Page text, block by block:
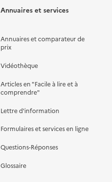
Annuaires et services
Annuaires et comparateur de
prix
Vidéothèque
Articles en "Facile à lire et à
comprendre"
Lettre d'information
Formulaires et services en ligne
Questions-Réponses
Glossaire